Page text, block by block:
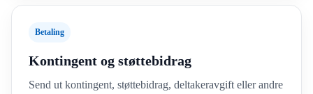
Betaling
Kontingent og støttebidrag
Send ut kontingent, støttebidrag, deltakeravgift eller andre